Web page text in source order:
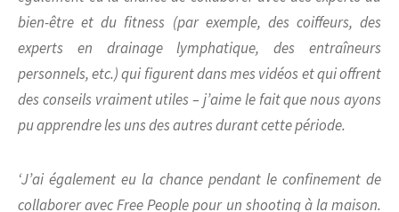
bien-être et du fitness (par exemple, des coiffeurs, des
experts en drainage lymphatique, des entraîneurs
personnels, etc.) qui figurent dans mes vidéos et qui offrent
des conseils vraiment utiles – j’aime le fait que nous ayons
pu apprendre les uns des autres durant cette période.
‘J’ai également eu la chance pendant le confinement de
collaborer avecFree Peoplepour un shooting à la maison.